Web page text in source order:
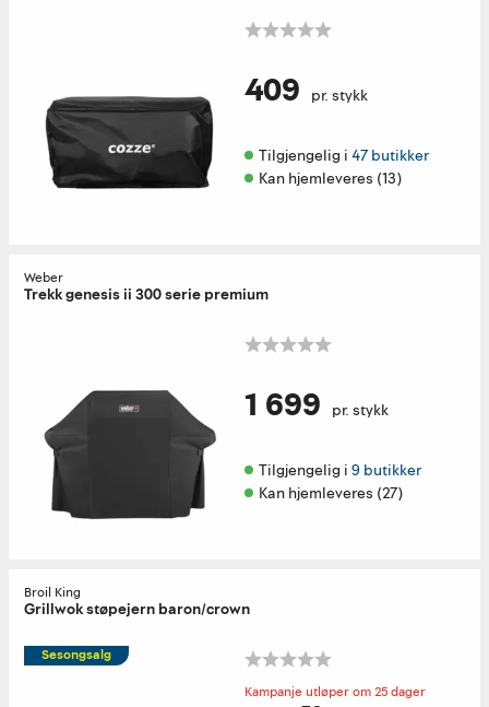
409 pr. stykk
Tilgjengelig i 47 butikker
Kan hjemleveres (13)
Weber
Trekk genesis ii 300 serie premium
1 699 pr. stykk
Tilgjengelig i 9 butikker
Kan hjemleveres (27)
Broil King
Grillwok støpejern baron/crown
Sesongsalg
Kampanje utløper om 25 dager